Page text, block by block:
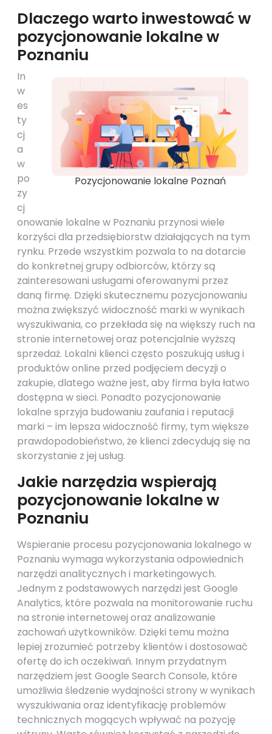
Dlaczego warto inwestować w
pozycjonowanie lokalne w
Poznaniu
Pozycjonowanie lokalne Poznań
In
w
es
ty
cj
a
w
po
zy
cj
onowanie lokalne w Poznaniu przynosi wiele
korzyści dla przedsiębiorstw działających na tym
rynku. Przede wszystkim pozwala to na dotarcie
do konkretnej grupy odbiorców, którzy są
zainteresowani usługami oferowanymi przez
daną firmę. Dzięki skutecznemu pozycjonowaniu
można zwiększyć widoczność marki w wynikach
wyszukiwania, co przekłada się na większy ruch na
stronie internetowej oraz potencjalnie wyższą
sprzedaż. Lokalni klienci często poszukują usług i
produktów online przed podjęciem decyzji o
zakupie, dlatego ważne jest, aby firma była łatwo
dostępna w sieci. Ponadto pozycjonowanie
lokalne sprzyja budowaniu zaufania i reputacji
marki – im lepsza widoczność firmy, tym większe
prawdopodobieństwo, że klienci zdecydują się na
skorzystanie z jej usług.
Jakie narzędzia wspierają
pozycjonowanie lokalne w
Poznaniu
Wspieranie procesu pozycjonowania lokalnego w
Poznaniu wymaga wykorzystania odpowiednich
narzędzi analitycznych i marketingowych.
Jednym z podstawowych narzędzi jest Google
Analytics, które pozwala na monitorowanie ruchu
na stronie internetowej oraz analizowanie
zachowań użytkowników. Dzięki temu można
lepiej zrozumieć potrzeby klientów i dostosować
ofertę do ich oczekiwań. Innym przydatnym
narzędziem jest Google Search Console, które
umożliwia śledzenie wydajności strony w wynikach
wyszukiwania oraz identyfikację problemów
technicznych mogących wpływać na pozycję